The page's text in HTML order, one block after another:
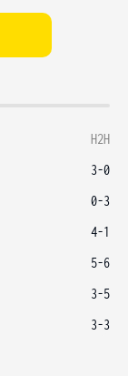
H2H
3-0
0-3
4-1
5-6
3-5
3-3